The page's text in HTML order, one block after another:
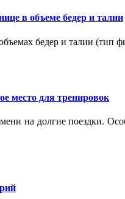
в объеме бедер и талии
бедер и талии
место для тренировок
на долгие поездки.